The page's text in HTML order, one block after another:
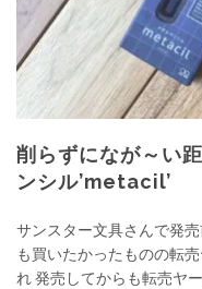
削らずになが～い
ンシル’metacil’
サンスター文具さんで発
も買いたかったものの転
れ 発売してからも転売ヤ